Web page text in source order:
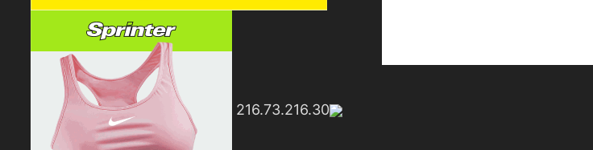
216.73.216.30